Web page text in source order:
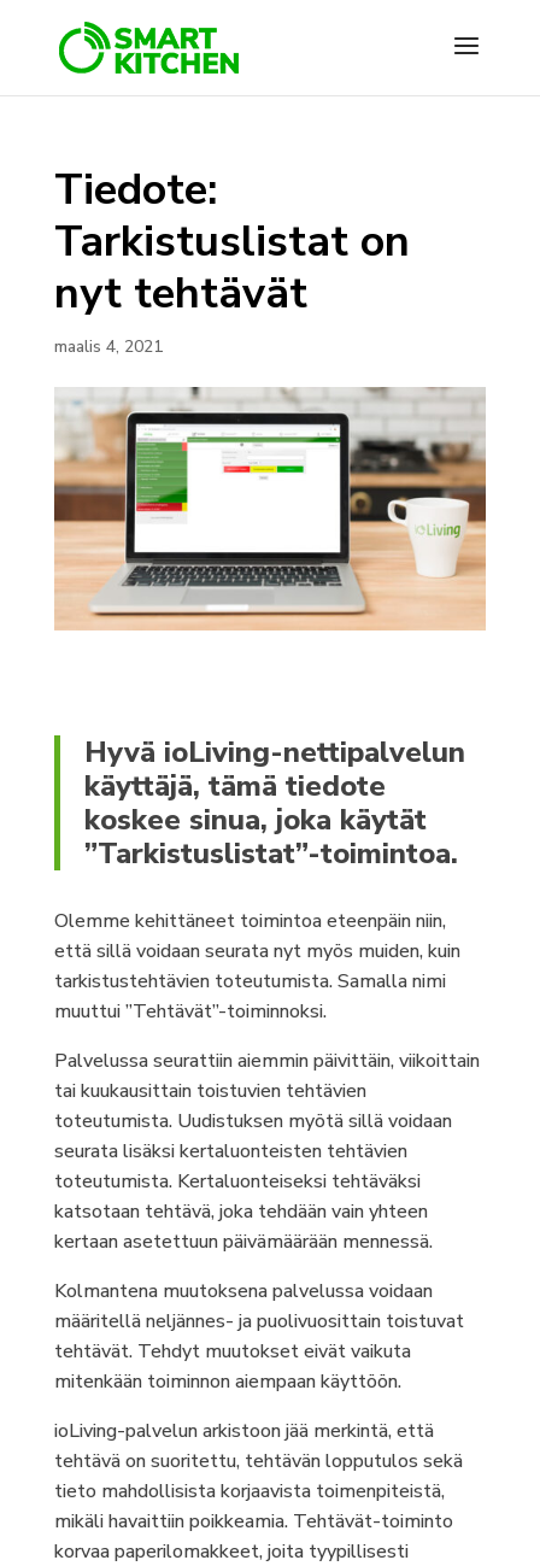
Tiedote:
Tarkistuslistat on
nyt tehtävät
maalis 4, 2021
Hyvä ioLiving-nettipalvelun
käyttäjä, tämä tiedote
koskee sinua, joka käytät
”Tarkistuslistat”-toimintoa.
Olemme kehittäneet toimintoa eteenpäin niin,
että sillä voidaan seurata nyt myös muiden, kuin
tarkistustehtävien toteutumista. Samalla nimi
muuttui ”Tehtävät”-toiminnoksi.
Palvelussa seurattiin aiemmin päivittäin, viikoittain
tai kuukausittain toistuvien tehtävien
toteutumista. Uudistuksen myötä sillä voidaan
seurata lisäksi kertaluonteisten tehtävien
toteutumista. Kertaluonteiseksi tehtäväksi
katsotaan tehtävä, joka tehdään vain yhteen
kertaan asetettuun päivämäärään mennessä.
Kolmantena muutoksena palvelussa voidaan
määritellä neljännes- ja puolivuosittain toistuvat
tehtävät. Tehdyt muutokset eivät vaikuta
mitenkään toiminnon aiempaan käyttöön.
ioLiving-palvelun arkistoon jää merkintä, että
tehtävä on suoritettu, tehtävän lopputulos sekä
tieto mahdollisista korjaavista toimenpiteistä,
mikäli havaittiin poikkeamia. Tehtävät-toiminto
korvaa paperilomakkeet, joita tyypillisesti